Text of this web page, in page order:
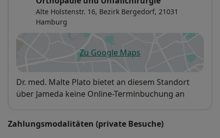
Behandlung von Arthrose (Gelenkverschleiß)
stadiengerecht und individuell angepasst
Bildwandlergesteuerte Infiltrationstherapie (PRT)
Extrakorporale focussierte Stoßwellentherapie
Manuelle Therapie
Chirotherapie
Kinesiotaping
Alte Holstenstr. 16, Bezirk Bergedorf, 21031
Hamburg
Zu Google Mapsöffnet in einer neuen
Verfügbarkeit
Dr. med. Malte Plato bietet an diesem Standort
über Jameda keine Online-Terminbuchung an
Zahlungsmodalitäten (private Besuche)